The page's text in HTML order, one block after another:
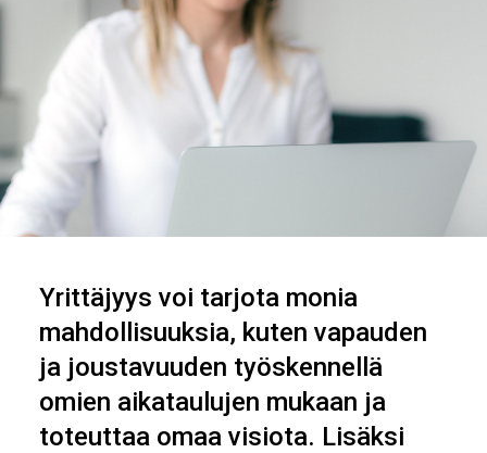
Yrittäjyys voi tarjota monia
mahdollisuuksia, kuten vapauden
ja joustavuuden työskennellä
omien aikataulujen mukaan ja
toteuttaa omaa visiota. Lisäksi